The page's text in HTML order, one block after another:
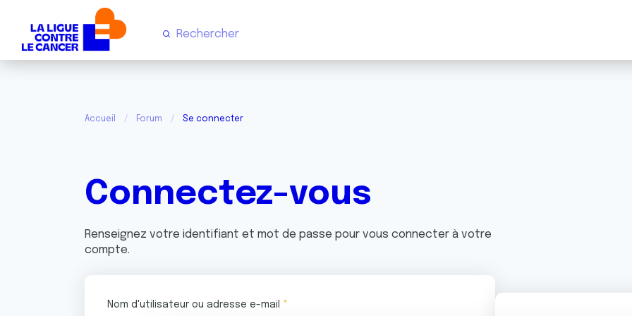
Accueil Forum Se connecter
Connectez-vous
Renseignez votre identifiant et mot de passe pour vous connecter à votre
compte.
Nom d'utilisateur ou adresse e-mail